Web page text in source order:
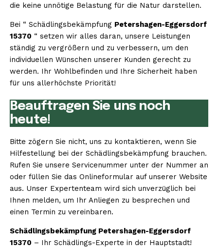
die keine unnötige Belastung für die Natur darstellen.
Bei “ Schädlingsbekämpfung Petershagen-Eggersdorf
15370 “ setzen wir alles daran, unsere Leistungen
ständig zu vergrößern und zu verbessern, um den
individuellen Wünschen unserer Kunden gerecht zu
werden. Ihr Wohlbefinden und Ihre Sicherheit haben
für uns allerhöchste Priorität!
Beauftragen Sie uns noch
heute!
Bitte zögern Sie nicht, uns zu kontaktieren, wenn Sie
Hilfestellung bei der Schädlingsbekämpfung brauchen.
Rufen Sie unsere Servicenummer unter der Nummer an
oder füllen Sie das Onlineformular auf unserer Website
aus. Unser Expertenteam wird sich unverzüglich bei
Ihnen melden, um Ihr Anliegen zu besprechen und
einen Termin zu vereinbaren.
Schädlingsbekämpfung Petershagen-Eggersdorf
15370 – Ihr Schädlings-Experte in der Hauptstadt!